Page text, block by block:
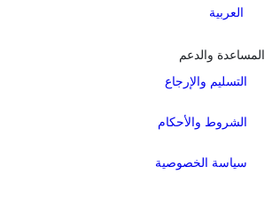
العربية
المساعدة والدعم
التسليم والإرجاع
الشروط والأحكام
سياسة الخصوصية